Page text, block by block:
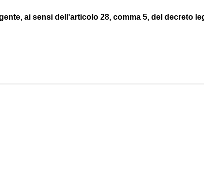
ai sensi dell'articolo 28, comma 5, del decreto